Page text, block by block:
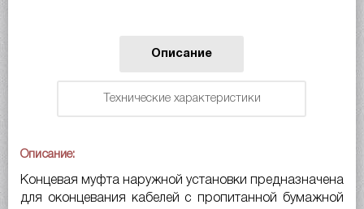
Описание
Технические характеристики
Описание:
Концевая муфта наружной установки предназначена
для оконцевания кабелей с пропитанной бумажной